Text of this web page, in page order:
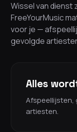
Wissel van dienst
FreeYourMusic
voor je —
gevolgde
Alles
Afspeellijsten,
artiesten.